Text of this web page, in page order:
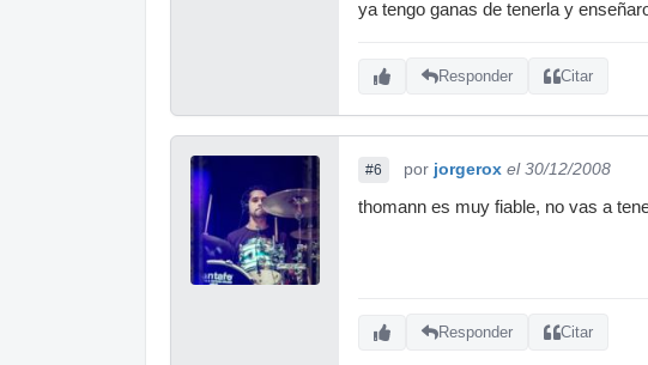
ya tengo ganas de tenerla y
Responder Citar
#6 por jorgerox el 30/12/2008
thomann es muy fiable, no vas a
Responder Citar